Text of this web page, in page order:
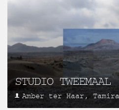
STUDIO TWEEMAAL
Amber ter Haar,